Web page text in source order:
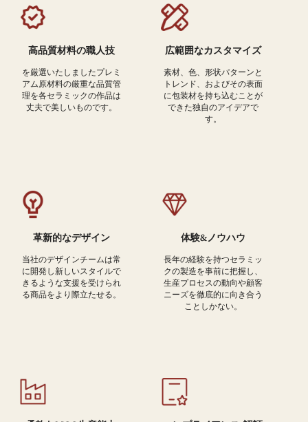
高品質材料の職人技
を厳選いたしましたプレミ
アム原材料の厳重な品質管
理を各セラミックの作品は
丈夫で美しいものです。
広範囲なカスタマイズ
素材、色、形状パターンと
トレンド、およびその表面
に包装材を持ち込むことが
できた独自のアイデアで
す。
革新的なデザイン
当社のデザインチームは常
に開発し新しいスタイルで
きるような支援を受けられ
る商品をより際立たせる。
体験&ノウハウ
長年の経験を持つセラミッ
クの製造を事前に把握し、
生産プロセスの動向や顧客
ニーズを徹底的に向き合う
ことしかない。